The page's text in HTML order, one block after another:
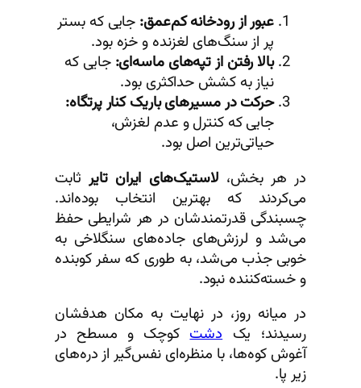
عبور از رودخانه کم‌عمق: جایی که بستر
پر از سنگ‌های لغزنده و خزه بود.
بالا رفتن از تپه‌های ماسه‌ای: جایی که
نیاز به کشش حداکثری بود.
حرکت در مسیرهای باریک کنار پرتگاه:
جایی که کنترل و عدم لغزش،
حیاتی‌ترین اصل بود.
در هر بخش، لاستیک‌های ایران تایر ثابت
می‌کردند که بهترین انتخاب بوده‌اند.
چسبندگی قدرتمندشان در هر شرایطی حفظ
می‌شد و لرزش‌های جاده‌های سنگلاخی به
خوبی جذب می‌شد، به طوری که سفر کوبنده
و خسته‌کننده نبود.
در میانه روز، در نهایت به مکان هدفشان
رسیدند؛ یکدشتکوچک و مسطح در
آغوش کوه‌ها، با منظره‌ای نفس‌گیر از دره‌های
زیر پا.